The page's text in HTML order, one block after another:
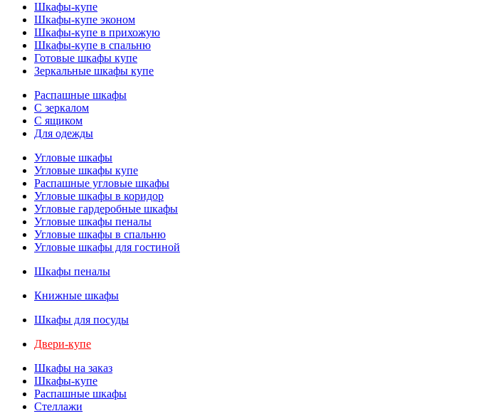
Шкафы-купе
Шкафы-купе эконом
Шкафы-купе в прихожую
Шкафы-купе в спальню
Готовые шкафы купе
Зеркальные шкафы купе
Распашные шкафы
С зеркалом
С ящиком
Для одежды
Угловые шкафы
Угловые шкафы купе
Распашные угловые шкафы
Угловые шкафы в коридор
Угловые гардеробные шкафы
Угловые шкафы пеналы
Угловые шкафы в спальню
Угловые шкафы для гостиной
Шкафы пеналы
Книжные шкафы
Шкафы для посуды
Двери-купе
Шкафы на заказ
Шкафы-купе
Распашные шкафы
Стеллажи